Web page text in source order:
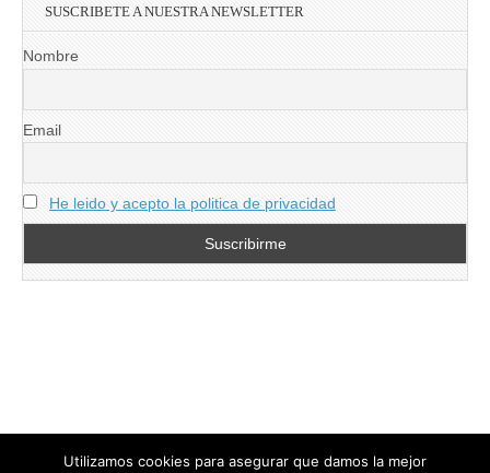
SUSCRIBETE A NUESTRA NEWSLETTER
Nombre
Email
He leido y acepto la politica de privacidad
Utilizamos cookies para asegurar que damos la mejor